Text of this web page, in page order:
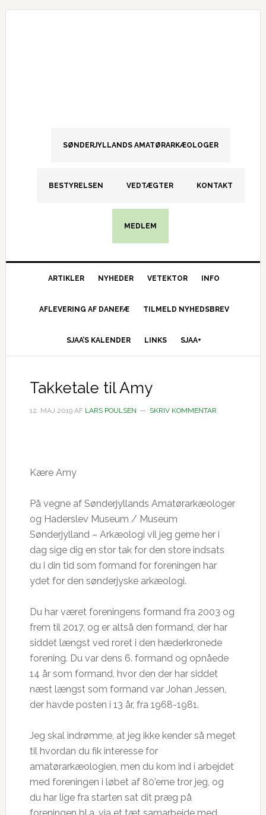
Gå
Skip
Gå
SØNDERJYLLANDS AMATØRARKÆOLOGER
BESTYRELSEN VEDTÆGTER KONTAKT
MEDLEM
ARTIKLER NYHEDER VETEKTOR INFO
AFLEVERING AF DANEFÆ TILMELD NYHEDSBREV
SJAA’S KALENDER LINKS SJAA+
Takketale til Amy
12. MAJ 2019AF LARS POULSEN SKRIV KOMMENTAR
Kære Amy
På vegne af Sønderjyllands Amatørarkæologer
og Haderslev Museum / Museum
Sønderjylland – Arkæologi vil jeg gerne her i
dag sige dig en stor tak for den store indsats
du i din tid som formand for foreningen har
ydet for den sønderjyske arkæologi.
Du har været foreningens formand fra 2003 og
frem til 2017, og er altså den formand, der har
siddet længst ved roret i den hæderkronede
forening. Du var dens 6. formand og opnåede
14 år som formand, hvor den der har siddet
næst længst som formand var Johan Jessen,
der havde posten i 13 år, fra 1968-1981.
Jeg skal indrømme, at jeg ikke kender så meget
til hvordan du fik interesse for
amatørarkæologien, men du kom ind i arbejdet
med foreningen i løbet af 80’erne tror jeg, og
du har lige fra starten sat dit præg på